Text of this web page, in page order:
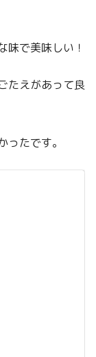
味で美味しい！
たえがあって良
たです。